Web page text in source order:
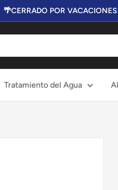
🌴CERRADO POR
Tratamiento del Agua